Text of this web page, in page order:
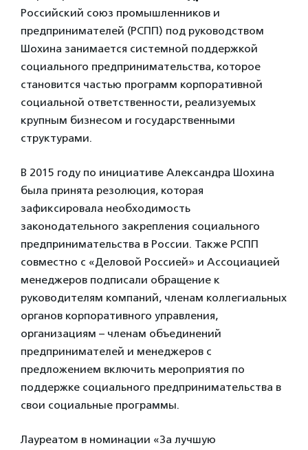
Российский союз промышленников и
предпринимателей (РСПП) под руководством
Шохина занимается системной поддержкой
социального предпринимательства, которое
становится частью программ корпоративной
социальной ответственности, реализуемых
крупным бизнесом и государственными
структурами.
В 2015 году по инициативе Александра Шохина
была принята резолюция, которая
зафиксировала необходимость
законодательного закрепления социального
предпринимательства в России. Также РСПП
совместно с «Деловой Россией» и Ассоциацией
менеджеров подписали обращение к
руководителям компаний, членам коллегиальных
органов корпоративного управления,
организациям – членам объединений
предпринимателей и менеджеров с
предложением включить мероприятия по
поддержке социального предпринимательства в
свои социальные программы.
Лауреатом в номинации «За лучшую